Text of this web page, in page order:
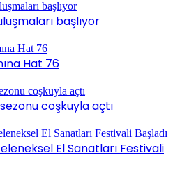
başlıyor
Hat 76
coşkuyla açtı
El Sanatları Festivali